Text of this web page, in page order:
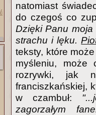
natomiast
do czegoś co
Dzięki Panu
strachu i lęku.
teksty, które
myśleniu, może
rozrywki,
franciszkańskiej,
w czambuł:
zagorzałym